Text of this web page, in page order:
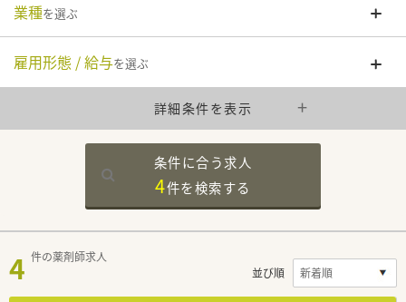
業種を選ぶ
雇用形態 / 給与を選ぶ
詳細条件を表示
条件に合う求人
4件を検索する
4 件の薬剤師求人
並び順